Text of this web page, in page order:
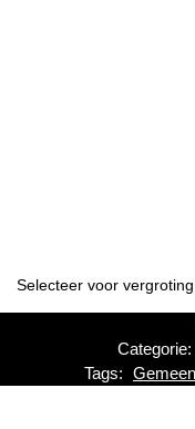
Selecteer voor vergroting
Categorie:
Tags: